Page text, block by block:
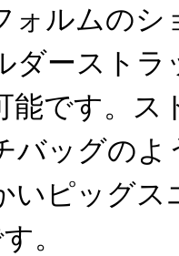
ォルムのシ
ダースト
能です。ス
バッグの
いピッグ
。